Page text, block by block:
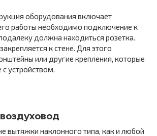
оборудования включает
работы необходимо подключение к
должна находиться розетка.
к стене. Для этого
или другие крепления, которые
устройством.
вытяжки наклонного типа, как и любой